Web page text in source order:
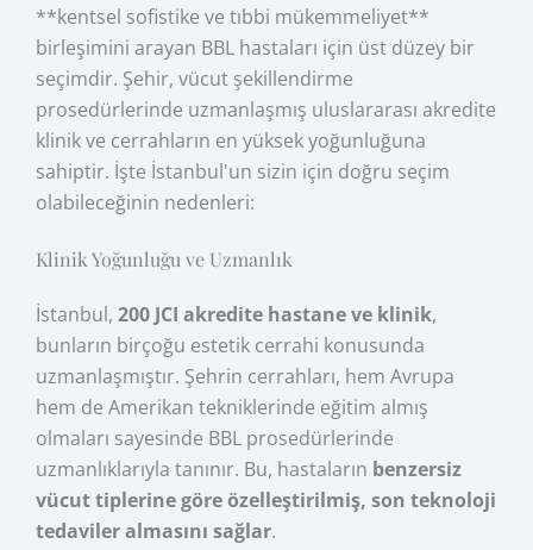
**kentsel sofistike ve tıbbi mükemmeliyet**
birleşimini arayan BBL hastaları için üst düzey bir
seçimdir. Şehir, vücut şekillendirme
prosedürlerinde uzmanlaşmış uluslararası akredite
klinik ve cerrahların en yüksek yoğunluğuna
sahiptir. İşte İstanbul'un sizin için doğru seçim
olabileceğinin nedenleri:
Klinik Yoğunluğu ve Uzmanlık
İstanbul,200 JCI akredite hastane ve klinik,
bunların birçoğu estetik cerrahi konusunda
uzmanlaşmıştır. Şehrin cerrahları, hem Avrupa
hem de Amerikan tekniklerinde eğitim almış
olmaları sayesinde BBL prosedürlerinde
uzmanlıklarıyla tanınır. Bu, hastaların benzersiz
vücut tiplerine göre özelleştirilmiş, son teknoloji
tedaviler almasını sağlar.